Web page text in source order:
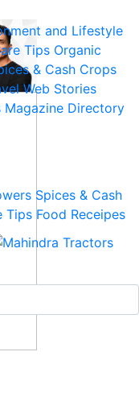
and Lifestyle
Tips Organic
& Cash Crops
Web Stories
Magazine Directory
Spices & Cash
Tips Food Receipes